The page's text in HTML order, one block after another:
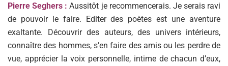
Pierre Seghers : Aussitôt je recommencerais. Je serais ravi
de pouvoir le faire. Editer des poètes est une aventure
exaltante. Découvrir des auteurs, des univers intérieurs,
connaître des hommes, s’en faire des amis ou les perdre de
vue, apprécier la voix personnelle, intime de chacun d’eux,